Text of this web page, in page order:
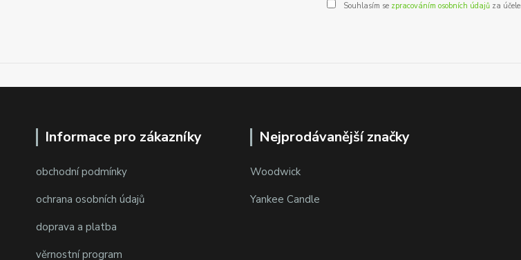
Souhlasím se zpracováním osobních údajůza
Informace pro zákazníky
obchodní podmínky
ochrana osobních údajů
doprava a platba
věrnostní program
Nejprodávanější značky
Woodwick
Yankee Candle